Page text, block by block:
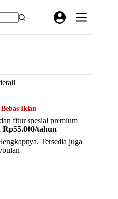
Iklan
fitur spesial premium
Rp55.000/tahun
Tersedia juga
bulan